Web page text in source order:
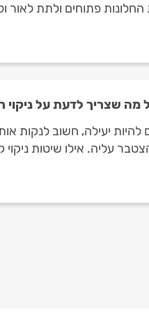
פתוחים ולתת לאור
מה שצריך לדעת על ניקוי
יעילה, חשוב לנקות
עליה. אילו שיטות ניקוי